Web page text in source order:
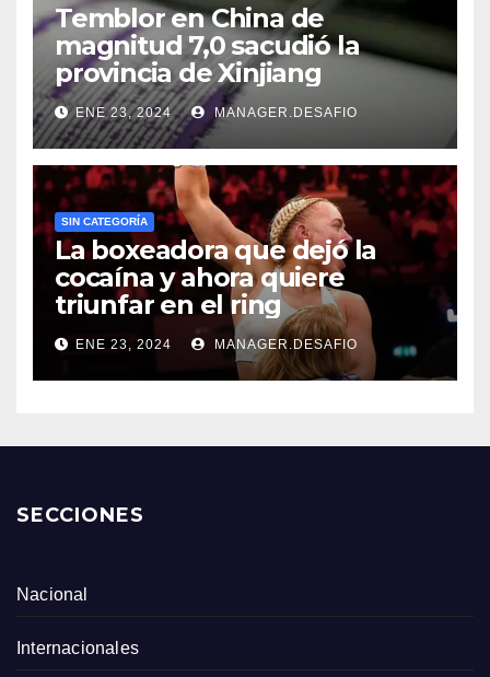
Temblor en China de
magnitud 7,0 sacudió la
provincia de Xinjiang
ENE 23, 2024 MANAGER.DESAFIO
SIN CATEGORÍA
La boxeadora que dejó la
cocaína y ahora quiere
triunfar en el ring​
ENE 23, 2024 MANAGER.DESAFIO
SECCIONES
Nacional
Internacionales